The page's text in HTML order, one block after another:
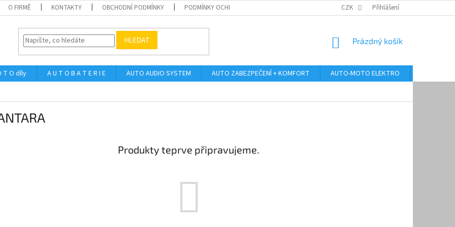
O FIRMĚ KONTAKTY OBCHODNÍ PODMÍNKY PODMÍNKY OCHRANY OSOBNÍCH ÚDAJŮ ODSTOUPENÍ OD KUPNÍ SMLOUVY
CZK Přihlášení
HLEDAT
NÁKUPNÍ
Prázdný košík
T O díly A U T O B A T E R I E AUTO AUDIO SYSTEM AUTO ZABEZPEČENÍ + KOMFORT AUTO-MOTO ELEKTRO
Produkty teprve připravujeme.